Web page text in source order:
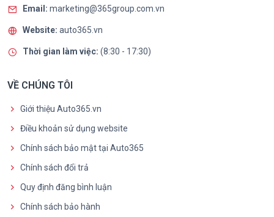
Email: marketing@365group.com.vn
Website: auto365.vn
Thời gian làm việc: (8:30 - 17:30)
VỀ CHÚNG TÔI
Giới thiệu Auto365.vn
Điều khoản sử dụng website
Chính sách bảo mật tại Auto365
Chính sách đổi trả
Quy định đăng bình luận
Chính sách bảo hành